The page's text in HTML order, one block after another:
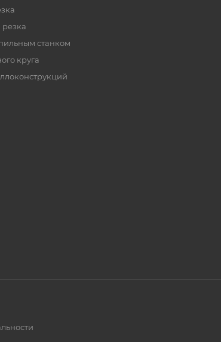
станком
круга